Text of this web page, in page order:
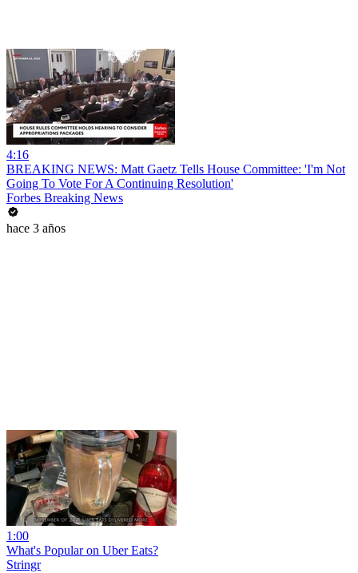
4:16
BREAKING NEWS: Matt Gaetz Tells House Committee: 'I'm Not
Going To Vote For A Continuing Resolution'
Forbes Breaking News
hace 3 años
1:00
What's Popular on Uber Eats?
Stringr